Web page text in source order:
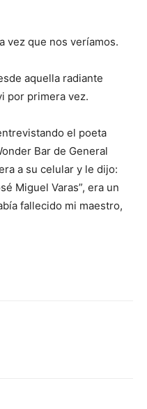
vez que nos veríamos.
aquella radiante
por primera vez.
el poeta
Bar de General
a su celular y le dijo:
Miguel Varas”, era un
fallecido mi maestro,